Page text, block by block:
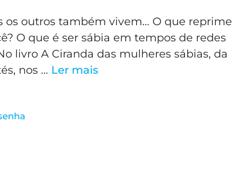
os outros também vivem… O que reprime
O que é ser sábia em tempos de redes
livro A Ciranda das mulheres sábias, da
nos … Ler mais